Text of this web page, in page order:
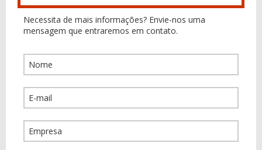
Necessita de mais informações? Envie-nos uma
mensagem que entraremos em contato.